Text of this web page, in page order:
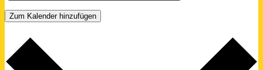
Zum Kalender hinzufügen